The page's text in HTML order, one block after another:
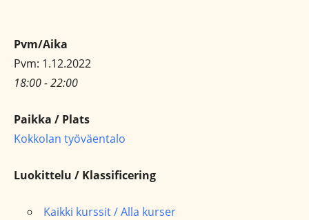
Pvm/Aika
Pvm: 1.12.2022
18:00 - 22:00
Paikka / Plats
Kokkolan työväentalo
Luokittelu / Klassificering
Kaikki kurssit / Alla kurser